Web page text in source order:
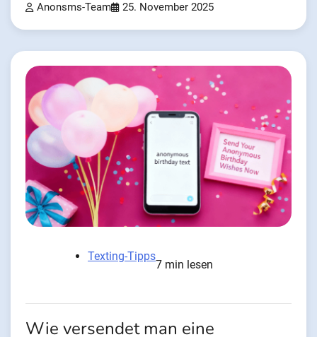
Anonsms-Team 25. November 2025
Texting-Tipps
7 min lesen
Wie versendet man eine